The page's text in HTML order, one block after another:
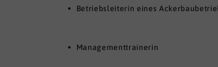
Betriebsleiterin eines
Managementtrainerin